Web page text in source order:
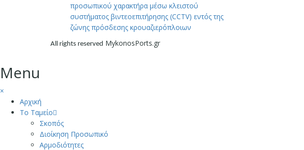
προσωπικού χαρακτήρα μέσω κλειστού
συστήματος βιντεοεπιτήρησης (CCTV) εντός της
ζώνης πρόσδεσης κρουαζιερόπλοιων
All rights reserved MykonosPorts.gr
Menu
×
Αρχική
Το Ταμείο
Σκοπός
Διοίκηση Προσωπικό
Αρμοδιότητες